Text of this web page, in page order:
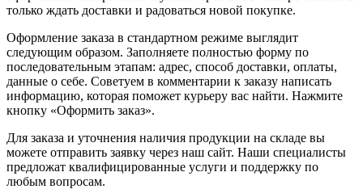
только ждать доставки и радоваться новой покупке.
Оформление заказа в стандартном режиме выглядит
следующим образом. Заполняете полностью форму по
последовательным этапам: адрес, способ доставки, оплаты,
данные о себе. Советуем в комментарии к заказу написать
информацию, которая поможет курьеру вас найти. Нажмите
кнопку «Оформить заказ».
Для заказа и уточнения наличия продукции на складе вы
можете отправить заявку через наш сайт. Наши специалисты
предложат квалифицированные услуги и поддержку по
любым вопросам.